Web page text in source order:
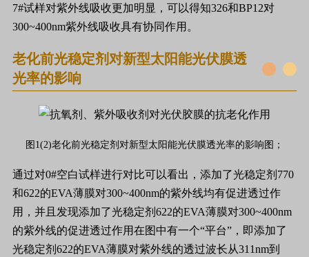
7#试样对紫外线吸收更加明显，可以得知326和BP12对
300~400nm紫外线吸收具有协同作用。
老化前光稳定剂对新型太阳能光伏膜透
光率的影响
图1(2)老化前光稳定剂对新型太阳能光伏膜透光率的影响图；
通过对0#空白试样进行对比可以看出，添加了光稳定剂770
和622的EVA薄膜对300~400nm的紫外线均有促进透过作
用，并且发现添加了光稳定剂622的EVA薄膜对300~400nm
的紫外线的促进透过作用在图中有一个“平台”，即添加了
光稳定剂622的EVA薄膜对紫外线的透过波长从311nm到